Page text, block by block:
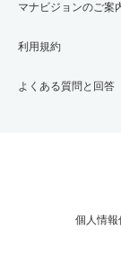
マナビジョンのご案
利用規約
よくある質問と回答
個人情報